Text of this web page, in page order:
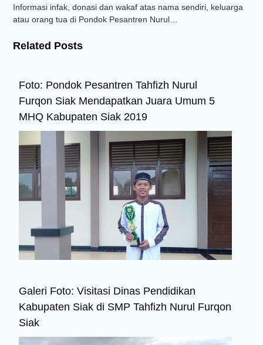
Informasi infak, donasi dan wakaf atas nama sendiri, keluarga
atau orang tua di Pondok Pesantren Nurul…
Related Posts
Foto: Pondok Pesantren Tahfizh Nurul
Furqon Siak Mendapatkan Juara Umum 5
MHQ Kabupaten Siak 2019
Galeri Foto: Visitasi Dinas Pendidikan
Kabupaten Siak di SMP Tahfizh Nurul Furqon
Siak